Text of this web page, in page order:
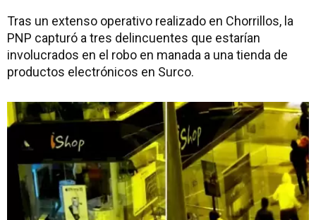
Tras un extenso operativo realizado en Chorrillos, la
PNP capturó a tres delincuentes que estarían
involucrados en el robo en manada a una tienda de
productos electrónicos en Surco.